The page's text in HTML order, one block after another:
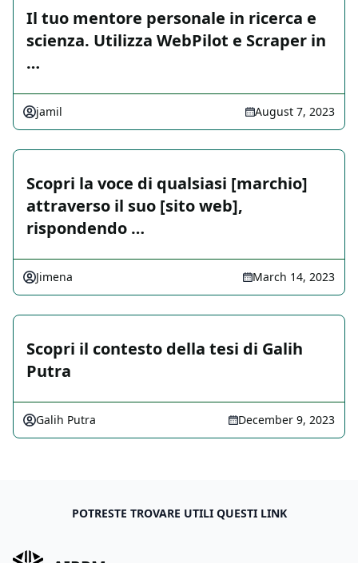
Il tuo mentore personale in ricerca e
scienza. Utilizza WebPilot e Scraper in
…
jamil August 7, 2023
Scopri la voce di qualsiasi [marchio]
attraverso il suo [sito web],
rispondendo …
Jimena March 14, 2023
Scopri il contesto della tesi di Galih
Putra
Galih Putra December 9, 2023
POTRESTE TROVARE UTILI QUESTI LINK